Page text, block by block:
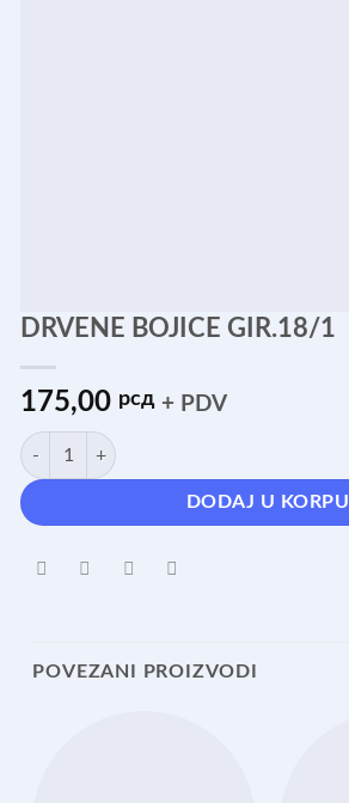
DRVENE BOJICE GIR.18/1
175,00 рсд + PDV
DRVENE BOJICE GIR.18/1 količina
DODAJ U KORPU
POVEZANI PROIZVODI